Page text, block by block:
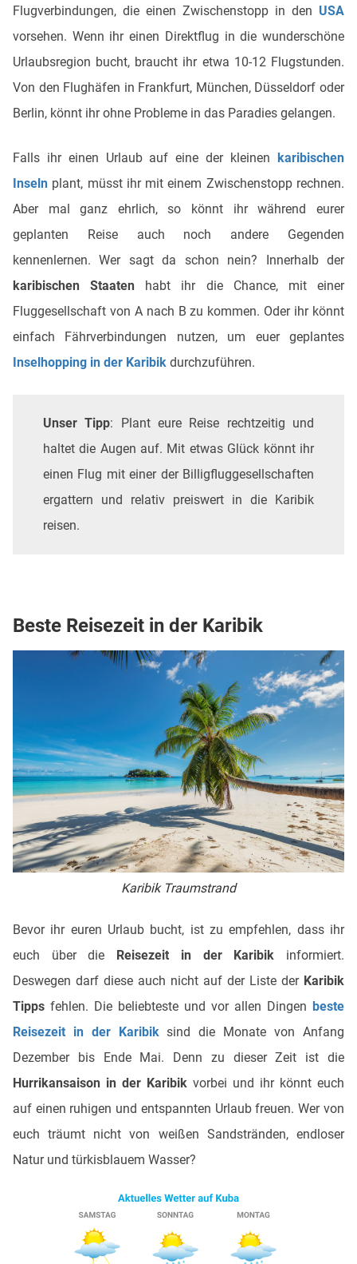
Flugverbindungen, die einen Zwischenstopp in den USA
vorsehen. Wenn ihr einen Direktflug in die wunderschöne
Urlaubsregion bucht, braucht ihr etwa 10-12 Flugstunden.
Von den Flughäfen in Frankfurt, München, Düsseldorf oder
Berlin, könnt ihr ohne Probleme in das Paradies gelangen.
Falls ihr einen Urlaub auf eine der kleinen
karibischen
Inseln plant, müsst ihr mit einem Zwischenstopp rechnen.
Aber mal ganz ehrlich, so könnt ihr während eurer
geplanten Reise auch noch andere Gegenden
kennenlernen. Wer sagt da schon nein? Innerhalb der
karibischen Staaten habt ihr die Chance, mit einer
Fluggesellschaft von A nach B zu kommen. Oder ihr könnt
einfach Fährverbindungen nutzen, um euer geplantes
Inselhopping in der Karibik durchzuführen.
Unser Tipp: Plant eure Reise rechtzeitig und
haltet die Augen auf. Mit etwas Glück könnt ihr
einen Flug mit einer der Billigfluggesellschaften
ergattern und relativ preiswert in die Karibik
reisen.
Beste Reisezeit in der Karibik
Karibik Traumstrand
Bevor ihr euren Urlaub bucht, ist zu empfehlen, dass ihr
euch über die
Reisezeit in der Karibik informiert.
Deswegen darf diese auch nicht auf der Liste der Karibik
Tipps fehlen. Die beliebteste und vor allen Dingen beste
Reisezeit in der Karibiksind die Monate von Anfang
Dezember bis Ende Mai. Denn zu dieser Zeit ist die
Hurrikansaison in der Karibikvorbei und ihr könnt euch
auf einen ruhigen und entspannten Urlaub freuen. Wer von
euch träumt nicht von weißen Sandstränden, endloser
Natur und türkisblauem Wasser?